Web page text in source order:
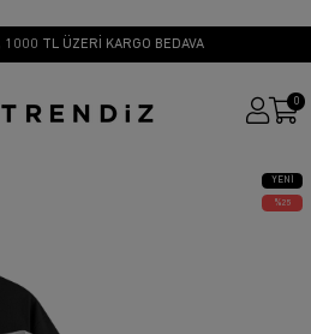
TL ÜZERİ KARGO BEDAVA
0
YENI
ÜRÜN
25